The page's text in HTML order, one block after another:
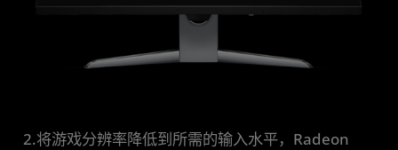
2.将游戏分辨率降低到所需的输入水平，Radeon